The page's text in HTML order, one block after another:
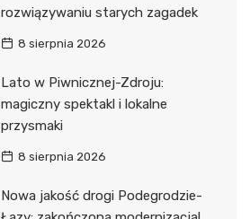
rozwiązywaniu starych zagadek
8 sierpnia 2026
Lato w Piwnicznej-Zdroju:
magiczny spektakl i lokalne
przysmaki
8 sierpnia 2026
Nowa jakość drogi Podegrodzie-